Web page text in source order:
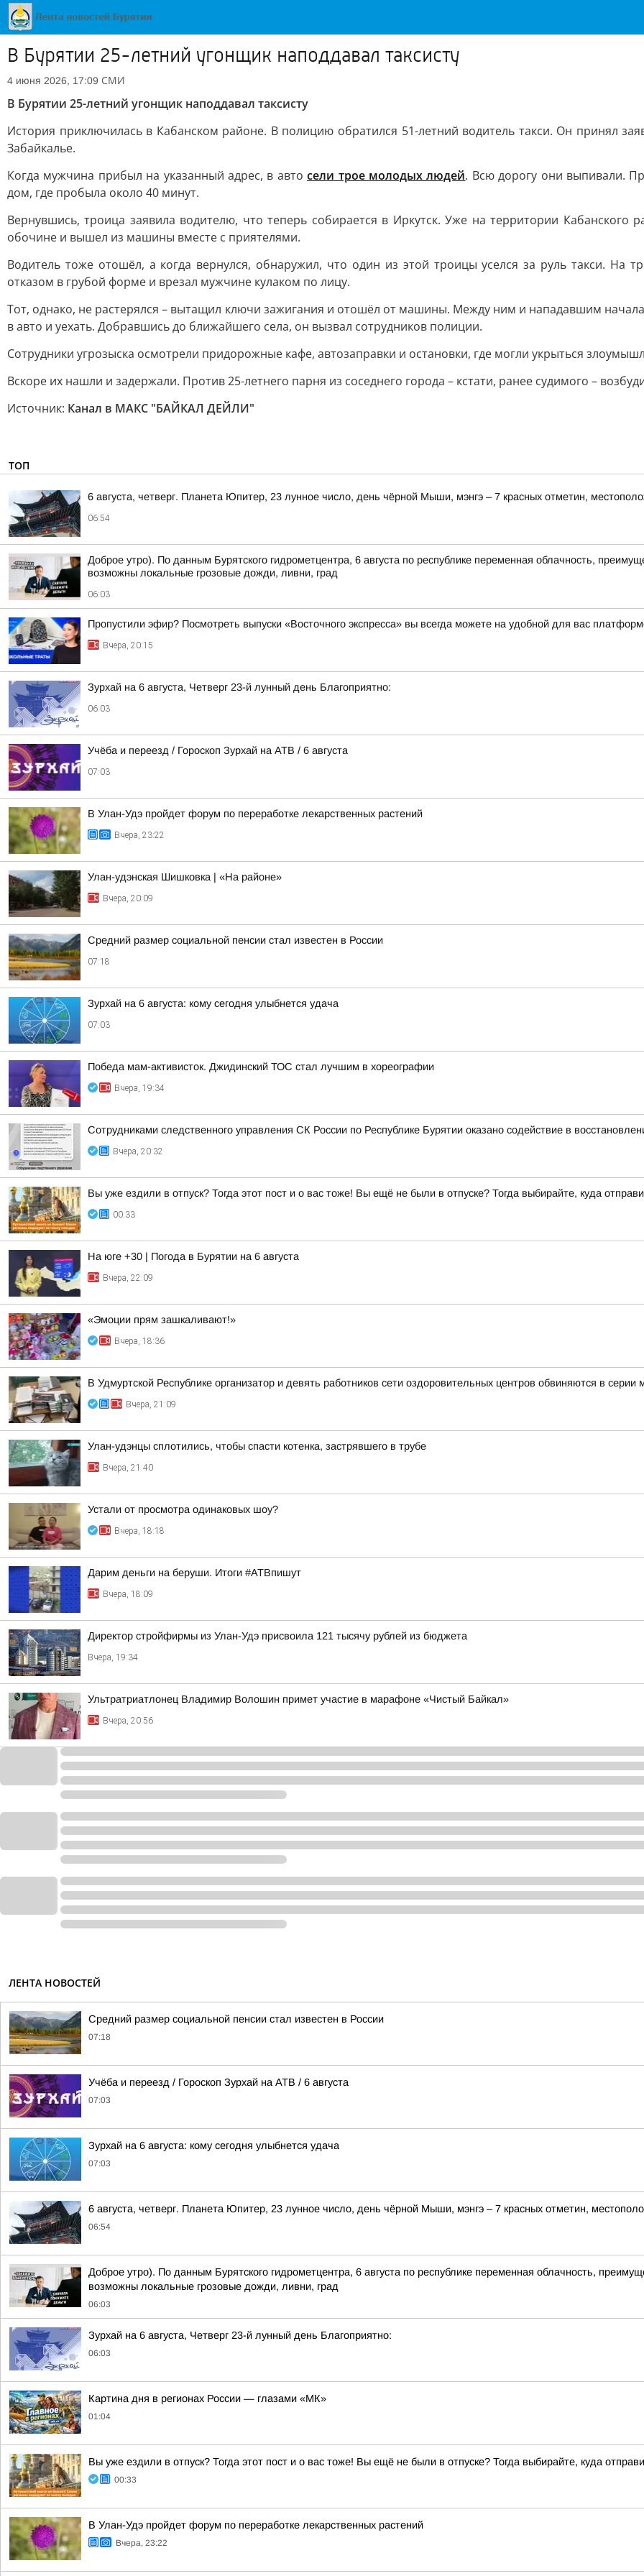
В Бурятии 25-летний угонщик наподдавал таксисту
4 июня 2026, 17:09 СМИ
В Бурятии 25-летний угонщик наподдавал таксисту
История приключилась в Кабанском районе. В полицию обратился 51-летний водитель такси. Он принял
Забайкалье.
Когда мужчина прибыл на указанный адрес, в автосели трое молодых людей. Всю дорогу они выпивали.
дом, где пробыла около 40 минут.
Вернувшись, троица заявила водителю, что теперь собирается в Иркутск. Уже на территории Кабанского
обочине и вышел из машины вместе с приятелями.
Водитель тоже отошёл, а когда вернулся, обнаружил, что один из этой троицы уселся за руль такси. На
отказом в грубой форме и врезал мужчине кулаком по лицу.
Тот, однако, не растерялся – вытащил ключи зажигания и отошёл от машины. Между ним и нападавшим
в авто и уехать. Добравшись до ближайшего села, он вызвал сотрудников полиции.
Сотрудники угрозыска осмотрели придорожные кафе, автозаправки и остановки, где могли укрыться
Вскоре их нашли и задержали. Против 25-летнего парня из соседнего города – кстати, ранее судимого –
Источник: Канал в МАКС "БАЙКАЛ ДЕЙЛИ"
ТОП
6 августа, четверг. Планета Юпитер, 23 лунное число, день чёрной Мыши, мэнгэ – 7 красных отметин,
06:54
Доброе утро). По данным Бурятского гидрометцентра, 6 августа по республике переменная облачность,
возможны локальные грозовые дожди, ливни, град
06:03
Пропустили эфир? Посмотреть выпуски «Восточного экспресса» вы всегда можете на удобной для вас
Вчера, 20:15
Зурхай на 6 августа, Четверг 23-й лунный день Благоприятно:
06:03
Учёба и переезд / Гороскоп Зурхай на АТВ / 6 августа
07:03
В Улан-Удэ пройдет форум по переработке лекарственных растений
Вчера, 23:22
Улан-удэнская Шишковка | «На районе»
Вчера, 20:09
Средний размер социальной пенсии стал известен в России
07:18
Зурхай на 6 августа: кому сегодня улыбнется удача
07:03
Победа мам-активисток. Джидинский ТОС стал лучшим в хореографии
Вчера, 19:34
Сотрудниками следственного управления СК России по Республике Бурятии оказано содействие в
Вчера, 20:32
Вы уже ездили в отпуск? Тогда этот пост и о вас тоже! Вы ещё не были в отпуске? Тогда выбирайте, куда
00:33
На юге +30 | Погода в Бурятии на 6 августа
Вчера, 22:09
«Эмоции прям зашкаливают!»
Вчера, 18:36
В Удмуртской Республике организатор и девять работников сети оздоровительных центров обвиняются в серии
Вчера, 21:09
Улан-удэнцы сплотились, чтобы спасти котенка, застрявшего в трубе
Вчера, 21:40
Устали от просмотра одинаковых шоу?
Вчера, 18:18
Дарим деньги на беруши. Итоги #АТВпишут
Вчера, 18:09
Директор стройфирмы из Улан-Удэ присвоила 121 тысячу рублей из бюджета
Вчера, 19:34
Ультратриатлонец Владимир Волошин примет участие в марафоне «Чистый Байкал»
Вчера, 20:56
ЛЕНТА НОВОСТЕЙ
Средний размер социальной пенсии стал известен в России
07:18
Учёба и переезд / Гороскоп Зурхай на АТВ / 6 августа
07:03
Зурхай на 6 августа: кому сегодня улыбнется удача
07:03
6 августа, четверг. Планета Юпитер, 23 лунное число, день чёрной Мыши, мэнгэ – 7 красных отметин,
06:54
Доброе утро). По данным Бурятского гидрометцентра, 6 августа по республике переменная облачность,
возможны локальные грозовые дожди, ливни, град
06:03
Зурхай на 6 августа, Четверг 23-й лунный день Благоприятно:
06:03
Картина дня в регионах России — глазами «МК»
01:04
Вы уже ездили в отпуск? Тогда этот пост и о вас тоже! Вы ещё не были в отпуске? Тогда выбирайте, куда
00:33
В Улан-Удэ пройдет форум по переработке лекарственных растений
Вчера, 23:22